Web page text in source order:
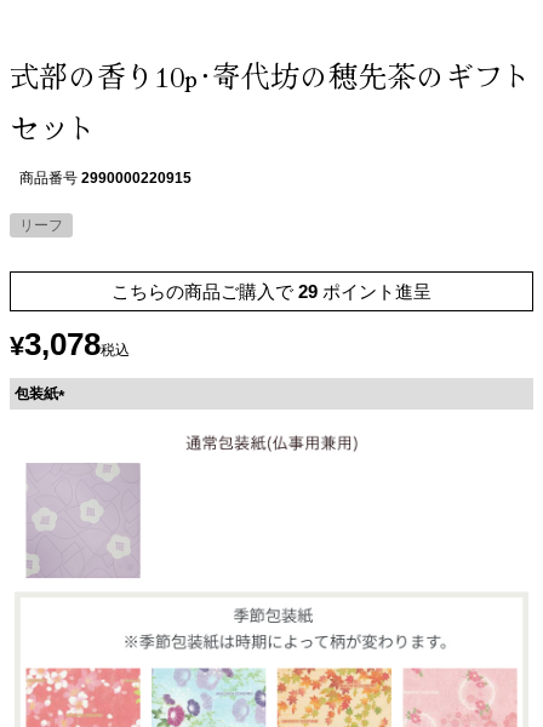
式部の香り10p･寄代坊の穂先茶のギフト
セット
商品番号 2990000220915
リーフ
こちらの商品ご購入で 29 ポイント進呈
¥3,078税込
包装紙
須